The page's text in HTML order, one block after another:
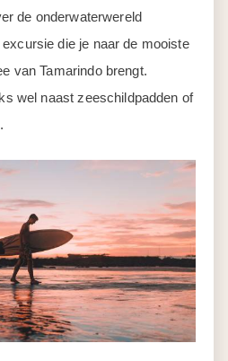
de onderwaterwereld
die je naar de mooiste
van Tamarindo brengt.
wel naast zeeschildpadden of